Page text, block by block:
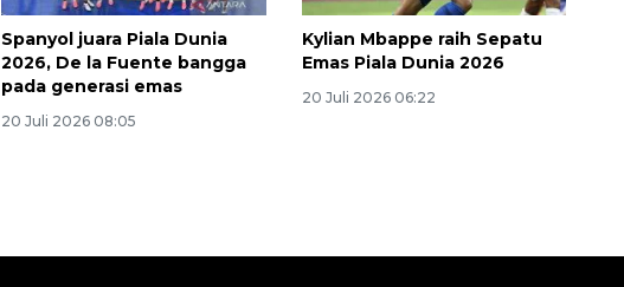
Spanyol juara Piala Dunia
2026, De la Fuente bangga
pada generasi emas
20 Juli 2026 08:05
Kylian Mbappe raih Sepatu
Emas Piala Dunia 2026
20 Juli 2026 06:22
2026-08-07 18:00:00